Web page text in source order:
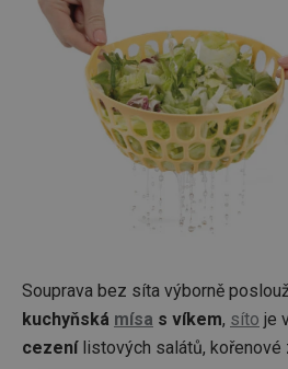
Souprava bez síta výborně
kuchyňská mísa s víkem, síto je
cezenílistových salátů, kořenové